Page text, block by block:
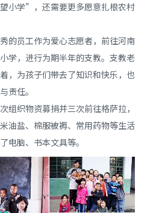
小学”，还需要更多愿意扎根农村
的员工作为爱心志愿者，前往河南
学，进行为期半年的支教。支教老
，为孩子们带去了知识和快乐，也
责任。
组织物资募捐并三次前往格萨拉，
油盐、棉服被褥、常用药物等生活
电脑、书本文具等。